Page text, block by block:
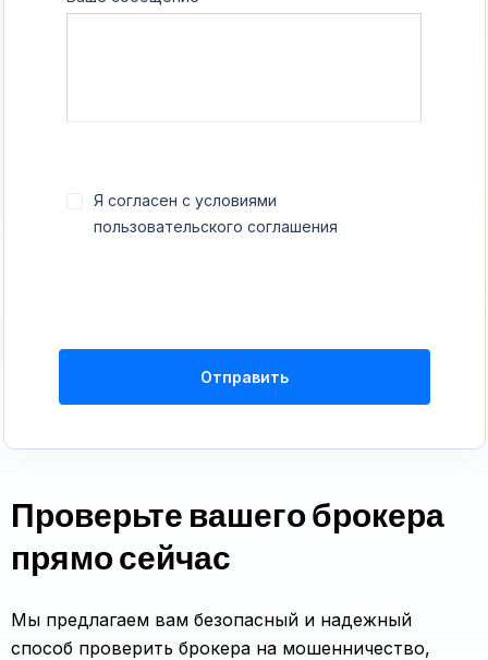
Я согласен с условиями
пользовательского соглашения
Отправить
Проверьте вашего брокера
прямо сейчас
Мы предлагаем вам безопасный и надежный
способ проверить брокера на мошенничество,